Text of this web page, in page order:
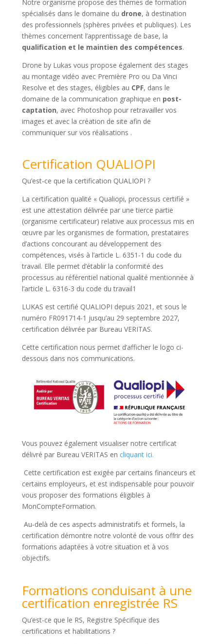
Notre organisme propose des thèmes de formation
spécialisés dans le domaine du drone, à destination
des professionnels (sphères privées et publiques). Les
thèmes concernent l’apprentissage de base, la
qualification et le maintien des compétences.
Drone by Lukas vous propose également des stages
au montage vidéo avec Première Pro ou Da Vinci
Resolve et des stages, éligibles au CPF, dans le
domaine de la communication graphique en post-
captation, avec Photoshop pour retravailler vos
images et avec la création de site afin de
communiquer sur vos réalisations .
Certification QUALIOPI
Qu’est-ce que la certification QUALIOPI ?
La certification qualité « Qualiopi, processus certifié »
est une attestation délivrée par une tierce partie
(organisme certificateur) relative aux processus mis en
œuvre par les organismes de formation, prestataires
d’actions concourant au développement des
compétences, visés à l’article L. 6351-1 du code du
travail. Elle permet d’établir la conformité des
processus au référentiel national qualité mentionnée à
l’article L. 6316-3 du code du travail1
LUKAS est certifié QUALIOPI depuis 2021, et sous le
numéro FR091714-1 jusqu’au 29 septembre 2027,
certification délivrée par Bureau VERITAS.
Cette certification nous permet d’afficher le logo ci-
dessous dans nos communications.
Vous pouvez également visualiser notre certificat
délivré par Bureau VERITAS en cliquant ici.
Cette certification est exigée par certains financeurs et
certains employeurs, et est indispensable pour pouvoir
vous proposer des formations éligibles à
MonCompteFormation.
Au-delà de ces aspects administratifs et formels, la
certification démontre notre volonté de vous offrir des
formations adaptées à votre situation et à vos
objectifs.
Formations conduisant à une
certification enregistrée RS
Qu’est-ce que le RS, Registre Spécifique des
certifications et habilitations ?